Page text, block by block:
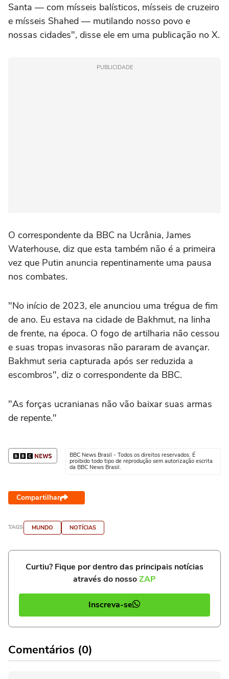
Santa — com mísseis balísticos, mísseis de cruzeiro
e mísseis Shahed — mutilando nosso povo e
nossas cidades", disse ele em uma publicação no X.
PUBLICIDADE
O correspondente da BBC na Ucrânia, James
Waterhouse, diz que esta também não é a primeira
vez que Putin anuncia repentinamente uma pausa
nos combates.
"No início de 2023, ele anunciou uma trégua de fim
de ano. Eu estava na cidade de Bakhmut, na linha
de frente, na época. O fogo de artilharia não cessou
e suas tropas invasoras não pararam de avançar.
Bakhmut seria capturada após ser reduzida a
escombros", diz o correspondente da BBC.
"As forças ucranianas não vão baixar suas armas
de repente."
BBC News Brasil - Todos os direitos reservados. É
proibido todo tipo de reprodução sem autorização escrita
da BBC News Brasil.
Compartilhar
TAGS MUNDO NOTÍCIAS
Curtiu? Fique por dentro das principais notícias
através do nossoZAP
Inscreva-se
Comentários (0)